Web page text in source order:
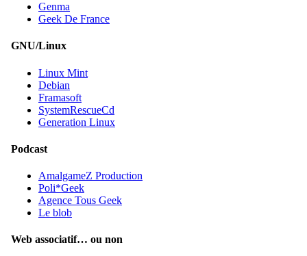
Genma
Geek De France
GNU/Linux
Linux Mint
Debian
Framasoft
SystemRescueCd
Generation Linux
Podcast
AmalgameZ Production
Poli*Geek
Agence Tous Geek
Le blob
Web associatif… ou non